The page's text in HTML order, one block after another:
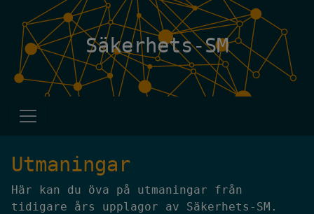
Säkerhets-SM
Utmaningar
Här kan du öva på utmaningar från
tidigare års upplagor av Säkerhets-SM.